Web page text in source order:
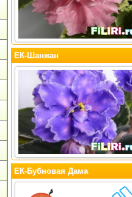
ЕК-Шанжан
ЕК-Бубновая Дама